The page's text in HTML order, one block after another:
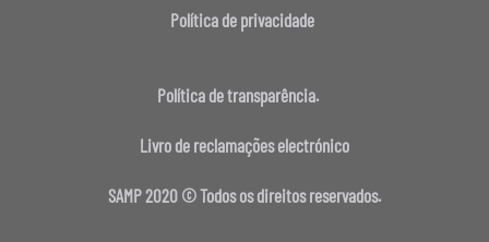
Política de privacidade
Política de transparência.
Livro de reclamações electrónico
SAMP 2020 © Todos os direitos reservados.